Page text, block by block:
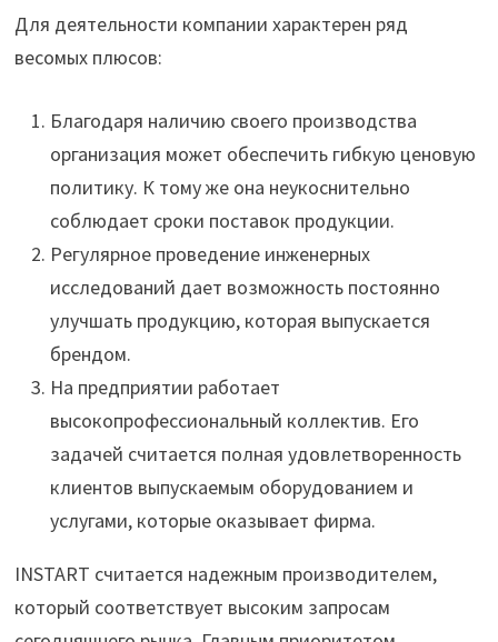
Для деятельности компании характерен ряд
весомых плюсов:
Благодаря наличию своего производства
организация может обеспечить гибкую ценовую
политику. К тому же она неукоснительно
соблюдает сроки поставок продукции.
Регулярное проведение инженерных
исследований дает возможность постоянно
улучшать продукцию, которая выпускается
брендом.
На предприятии работает
высокопрофессиональный коллектив. Его
задачей считается полная удовлетворенность
клиентов выпускаемым оборудованием и
услугами, которые оказывает фирма.
INSTART считается надежным производителем,
который соответствует высоким запросам